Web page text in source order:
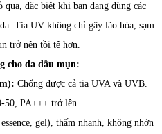
qua, đặc biệt khi bạn đang dùng các
Tia UV không chỉ gây lão hóa, sạm
trở nên tồi tệ hơn.
cho da dầu mụn:
Chống được cả tia UVA và UVB.
50, PA+++ trở lên.
gel), thấm nhanh, không nhờn